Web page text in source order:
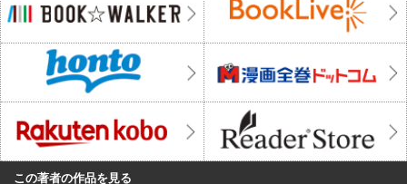
この著者の作品を見る